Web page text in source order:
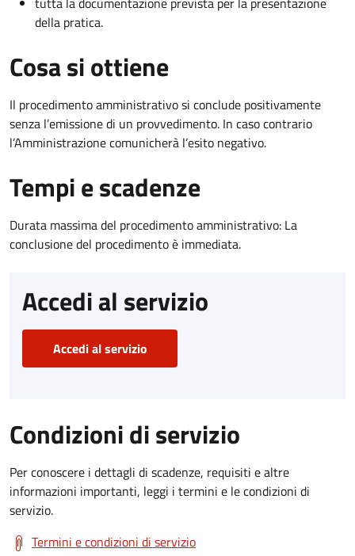
della pratica.
Cosa si ottiene
Il procedimento amministrativo si conclude positivamente
senza l’emissione di un provvedimento. In caso contrario
l’Amministrazione comunicherà l’esito negativo.
Tempi e scadenze
Durata massima del procedimento amministrativo: La
conclusione del procedimento è immediata.
Accedi al servizio
Accedi al servizio
Condizioni di servizio
Per conoscere i dettagli di scadenze, requisiti e altre
informazioni importanti, leggi i termini e le condizioni di
servizio.
Termini e condizioni di servizio